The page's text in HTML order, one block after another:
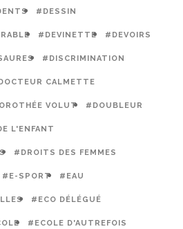
#DESSIN
#DEVINETTE #DEVOIRS
#DISCRIMINATION
CALMETTE
VOLUT #DOUBLEUR
L'ENFANT
#DROITS DES FEMMES
#E-SPORT #EAU
#ECO DÉLÉGUÉ
#ECOLE D'AUTREFOIS